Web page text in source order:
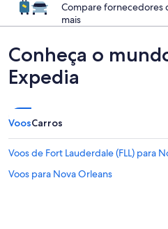
Compare fornecedores
mais
Conheça o
Expedia
VoosCarros
Voos de Fort Lauderdale (FLL) para
Voos para Nova Orleans